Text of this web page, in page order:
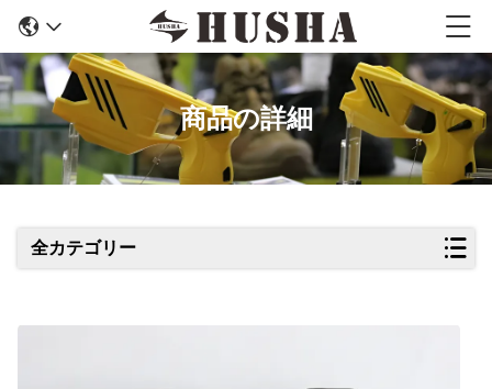
商品の詳細
全カテゴリー